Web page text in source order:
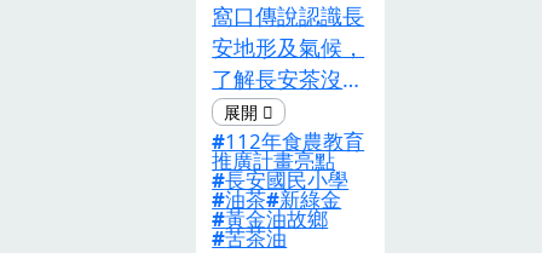
農業介紹。2.智
慧農業應用。3.
智慧澆灌系統建
置。智慧栽種我
真行(玉米/黃
豆、栽植體驗與
實作)1.雜糧作物
介紹。2.玉米/
窩口傳說認識長
安地形及氣候，
了解長安茶沒落
的原因及茶農當
初為了自給榨油
栽種小果種油茶
樹，進而華麗轉
身成立新竹縣第
112年食農教育
推廣計畫亮點
長安國民小學
油茶 新綠金
黃金油故鄉
苦茶油